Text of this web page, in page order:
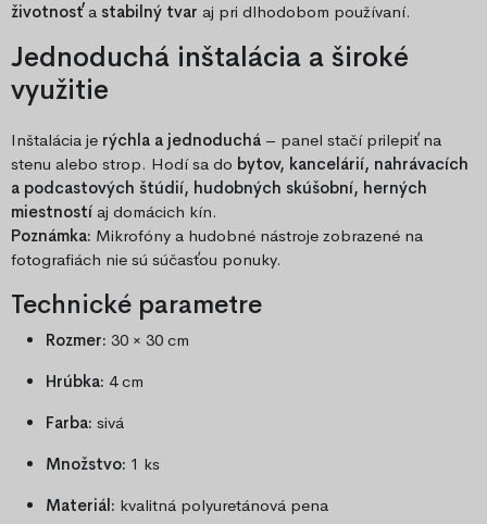
životnosťa stabilný tvar aj pri dlhodobom používaní.
Jednoduchá inštalácia a široké
využitie
Inštalácia je rýchla a jednoduchá – panel stačí prilepiť na
stenu alebo strop. Hodí sa do bytov, kancelárií, nahrávacích
a podcastových štúdií, hudobných skúšobní, herných
miestností aj domácich kín.
Poznámka: Mikrofóny a hudobné nástroje zobrazené na
fotografiách nie sú súčasťou ponuky.
Technické parametre
Rozmer: 30 × 30 cm
Hrúbka: 4 cm
Farba: sivá
Množstvo: 1 ks
Materiál: kvalitná polyuretánová pena